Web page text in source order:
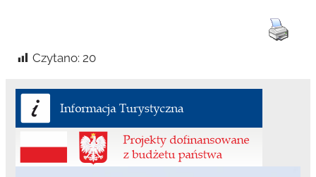
Czytano: 20